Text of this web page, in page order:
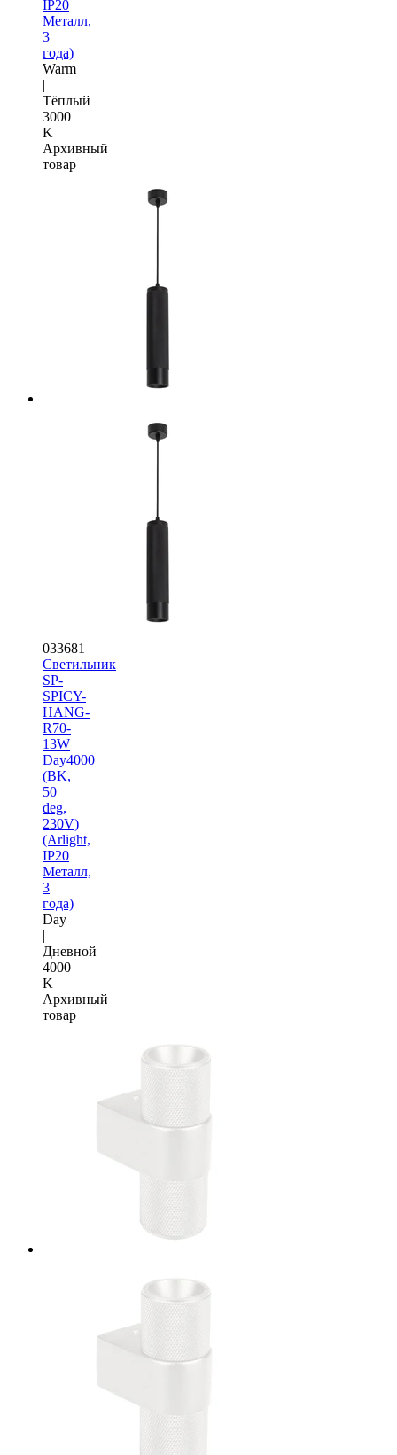
IP20
Металл,
3
года)
Warm
|
Тёплый
3000
K
Архивный
товар
033681
Светильник
SP-
SPICY-
HANG-
R70-
13W
Day4000
(BK,
50
deg,
230V)
(Arlight,
IP20
Металл,
3
года)
Day
|
Дневной
4000
K
Архивный
товар